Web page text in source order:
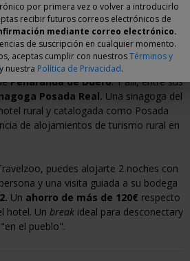
esta oferta?
esconde numerosas joyas. Una de
Peñaranda de Duero. Y allí, entre sus
Posada Real. Una sinagoga del
rural y catalogada como Posada
de alojamientos de turismo rural en
puedes alojarte 2 noches con
y una visita guiada a su bodega
Un ahorro de más de 120€ respecto
hotel. Un break ideal para desconectary
el pueblo".
por primera vez o volver a introducirlo
recibir futuros correos electrónicos de
mediante correo electrónico.
de suscripción en cualquier momento.
aceptas cumplir con nuestrosTérminos y
nuestra Política de Privacidad.